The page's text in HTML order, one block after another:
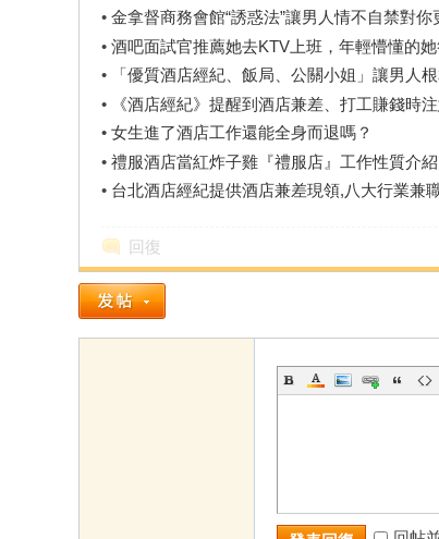
• 金拿督商務會館“誘惑法”讓男人情不自禁對你
• 酒吧面試官推薦她去KTV上班，年輕懵懂的她
•
「優質酒店經紀、飯局、公關小姐」讓男人
•
《酒店經紀》提醒到酒店兼差、打工賺錢時
• 女生進了酒店工作還能全身而退嗎？
• 禮服酒店當紅炸子雞『禮服店』工作性質介紹
• 台北酒店經紀提供酒店兼差現領,八大行業兼
回復